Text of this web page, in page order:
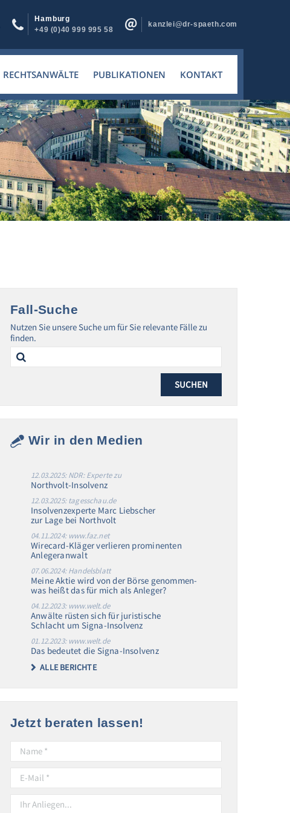
Hamburg
+49 (0)40 999 995 58
kanzlei@dr-spaeth.com
RECHTSANWÄLTE PUBLIKATIONEN KONTAKT
Fall-Suche
Nutzen Sie unsere Suche um für Sie relevante Fälle zu
finden.
Search
for:
Wir in den Medien
12.03.2025: NDR: Experte zu
Northvolt-Insolvenz
12.03.2025: tagesschau.de
Insolvenzexperte Marc Liebscher
zur Lage bei Northvolt
04.11.2024: www.faz.net
Wirecard-Kläger verlieren prominenten
Anlegeranwalt
07.06.2024: Handelsblatt
Meine Aktie wird von der Börse genommen-
was heißt das für mich als Anleger?
04.12.2023: www.welt.de
Anwälte rüsten sich für juristische
Schlacht um Signa-Insolvenz
01.12.2023: www.welt.de
Das bedeutet die Signa-Insolvenz
ALLE BERICHTE
Jetzt beraten lassen!